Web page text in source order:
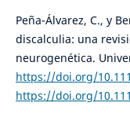
Peña-Álvarez, C., y
discalculia: una
neurogenética.
https://doi.org/
https://doi.org/